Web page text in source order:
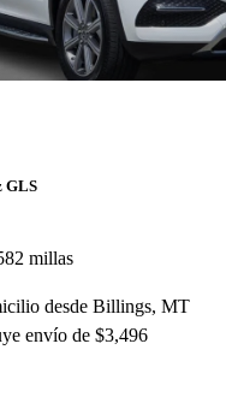
GLS
millas
desde Billings, MT
envío de $3,496